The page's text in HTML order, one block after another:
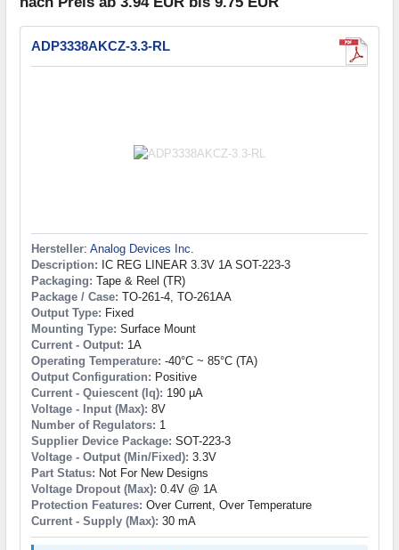
ADP3338AKCZ-3.3-RL
Hersteller: Analog Devices Inc.
Description: IC REG LINEAR 3.3V 1A SOT-223-3
Packaging: Tape & Reel (TR)
Package / Case: TO-261-4, TO-261AA
Output Type: Fixed
Mounting Type: Surface Mount
Current - Output: 1A
Operating Temperature: -40°C ~ 85°C (TA)
Output Configuration: Positive
Current - Quiescent (Iq): 190 µA
Voltage - Input (Max): 8V
Number of Regulators: 1
Supplier Device Package: SOT-223-3
Voltage - Output (Min/Fixed): 3.3V
Part Status: Not For New Designs
Voltage Dropout (Max): 0.4V @ 1A
Protection Features: Over Current, Over Temperature
Current - Supply (Max): 30 mA